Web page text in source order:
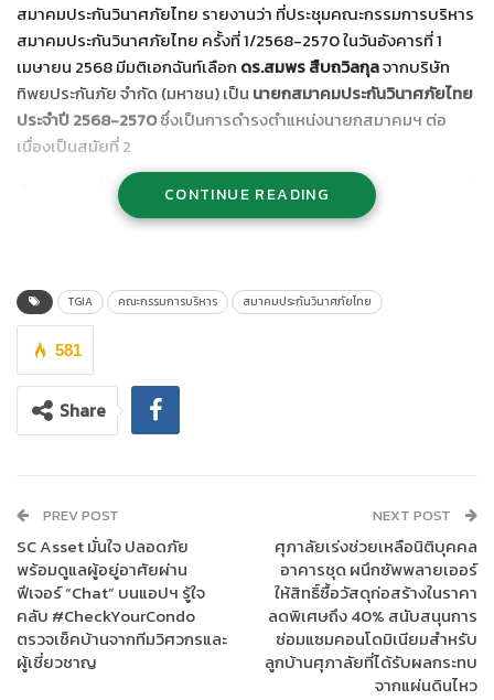
สมาคมประกันวินาศภัยไทย รายงานว่า ที่ประชุมคณะกรรมการบริหาร
สมาคมประกันวินาศภัยไทย ครั้งที่ 1/2568-2570 ในวันอังคารที่ 1
เมษายน 2568 มีมติเอกฉันท์เลือก ดร.สมพร สืบถวิลกุลจากบริษัท
ทิพยประกันภัย จำกัด (มหาชน) เป็น นายกสมาคมประกันวินาศภัยไทย
ประจำปี 2568-2570ซึ่งเป็นการดำรงตำแหน่งนายกสมาคมฯ ต่อ
เนื่องเป็นสมัยที่ 2
สำหรับรายชื่อคณะกรรมการบริหารสมาคมฯ ประจำปี 2568-2570 ที่
ดำรงตำแหน่งต่าง ๆ มีดังต่อไปนี้
ดร.สมพร สืบถวิลกุล บริษัท ทิพยประกันภัย จำกัด (มหาชน)
อุปนายกสมาคมฯ
นางสาวบังอร จิระวรสุข บริษัท วิริยะประกันภัย จำกัด (มหาชน)
อุปนายกสมาคมฯ
นายโอฬาร วงศ์สุรพิเชษฐ์ บริษัท ไทยรับประกันภัยต่อ จำกัด (มหาชน)
รองเลขาธิการ
นายปิติพงศ์ พิศาลบุตร บริษัท นวกิจประกันภัย จำกัด (มหาชน)
CONTINUE READING
TGIA คณะกรรมการบริหาร สมาคมประกันวินาศภัยไทย
581
Share
PREV POST
SC Asset มั่นใจ ปลอดภัย
พร้อมดูแลผู้อยู่อาศัยผ่าน
ฟีเจอร์ “Chat” บนแอปฯ รู้ใจ
คลับ #CheckYourCondo
ตรวจเช็คบ้านจากทีมวิศวกรและ
ผู้เชี่ยวชาญ
NEXT POST
ศุภาลัยเร่งช่วยเหลือนิติบุคคล
อาคารชุด ผนึกซัพพลายเออร์
ให้สิทธิ์ซื้อวัสดุก่อสร้างในราคา
ลดพิเศษถึง 40% สนับสนุนการ
ซ่อมแซมคอนโดมิเนียมสำหรับ
ลูกบ้านศุภาลัยที่ได้รับผลกระทบ
จากแผ่นดินไหว